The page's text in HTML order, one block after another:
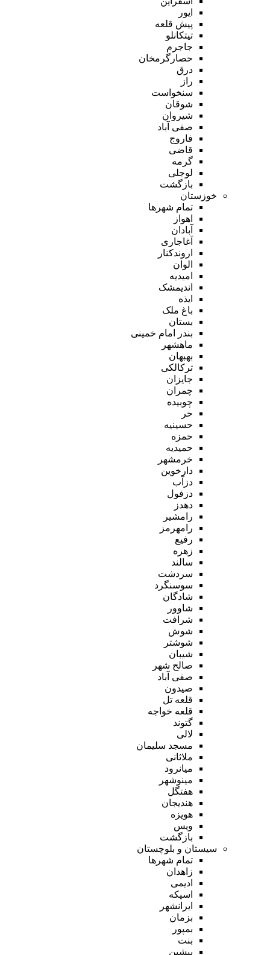
ایور
پیش قلعه
تیتکانلو
جاجرم
حصارگرمخان
درق
راز
سنخواست
شوقان
شیروان
صفی آباد
فاروج
قاضی
گرمه
لوجلی
بازگشت
خوزستان
تمام شهر‌ها
اهواز
آبادان
آغاجاری
اروندکنار
الوان
امیدیه
اندیمشک
ایذه
باغ ملک
بستان
بندر امام خمینی
ماهشهر
بهبهان
ترکالکی
جایزان
چمران
چوبیده
حر
حسینیه
حمزه
حمیدیه
خرمشهر
دارخوین
دزآب
دزفول
دهدز
رامشیر
رامهرمز
رفیع
زهره
سالند
سردشت
سوسنگرد
شادگان
شاوور
شرافت
شوش
شوشتر
شیبان
صالح شهر
صفی آباد
صیدون
قلعه تل
قلعه خواجه
گتوند
لالی
مسجد سلیمان
ملاثانی
میانرود
مینوشهر
هفتگل
هندیجان
هویزه
ویس
بازگشت
سیستان و بلوچستان
تمام شهر‌ها
زاهدان
ادیمی
اسپکه
ایرانشهر
بزمان
بمپور
بنت
پیشین